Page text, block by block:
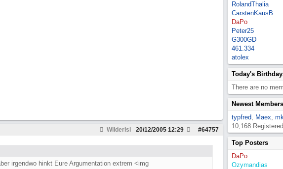
WilderIsi #64757
20/12/2005 12:29
irgendwo hinkt Eure Argumentation extrem <img
RolandThalia
CarstenKausB
DaPo
Peter25
G300GD
461.334
atolex
Today's
There are no
Newest Members
typfred, Maex,
10,168
Top Posters
DaPo
Ozymandias